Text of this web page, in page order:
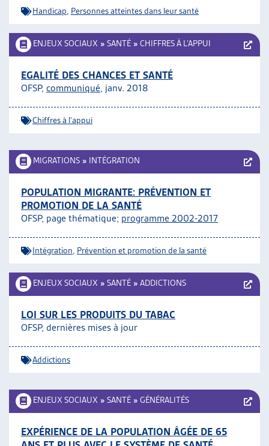
Handicap Personnes atteintes dans leur santé
ENJEUX SOCIAUX » SANTÉ » CHIFFRES À L’APPUI
EGALITÉ DES CHANCES ET SANTÉ
OFSP, communiqué, janv. 2018
Chiffres à l'appui
MIGRATIONS » INTÉGRATION
POPULATION MIGRANTE: PRÉVENTION ET
PROMOTION DE LA SANTÉ
OFSP, page thématique; programme 2002-2017
Intégration Prévention et promotion de la santé
ENJEUX SOCIAUX » SANTÉ » ADDICTIONS
LOI SUR LES PRODUITS DU TABAC
OFSP, dernières mises à jour
Addictions
ENJEUX SOCIAUX » SANTÉ » GÉNÉRALITÉS
EXPÉRIENCE DE LA POPULATION ÂGÉE DE 65